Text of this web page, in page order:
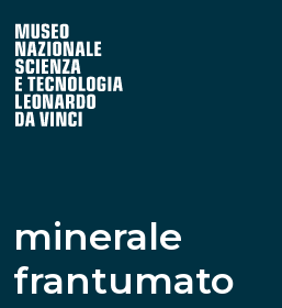
minerale
frantumato